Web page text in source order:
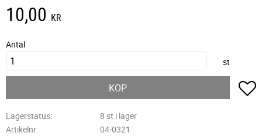
10,00 KR
Antal
st
KÖP
Lagerstatus
8 st i lager
Artikelnr
04-0321